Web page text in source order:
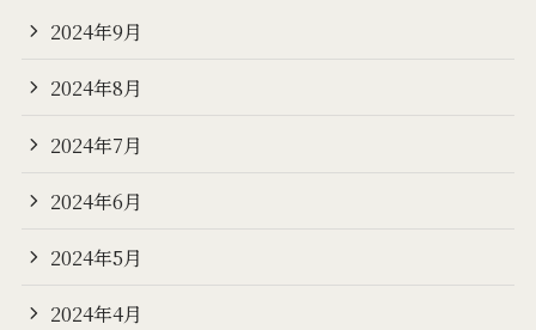
2024年9月
2024年8月
2024年7月
2024年6月
2024年5月
2024年4月